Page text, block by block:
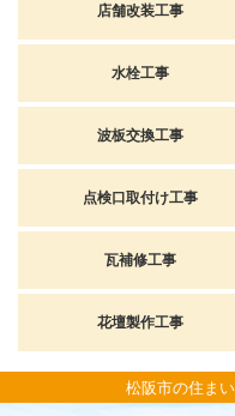
店舗改装工事
水栓工事
波板交換工事
点検口取付け工事
瓦補修工事
花壇製作工事
松阪市の住ま